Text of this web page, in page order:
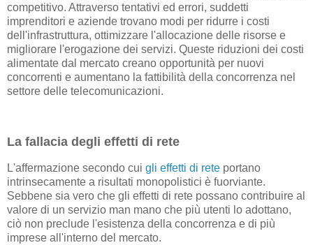
competitivo. Attraverso tentativi ed errori, suddetti
imprenditori e aziende trovano modi per ridurre i costi
dell'infrastruttura, ottimizzare l'allocazione delle risorse e
migliorare l'erogazione dei servizi. Queste riduzioni dei costi
alimentate dal mercato creano opportunità per nuovi
concorrenti e aumentano la fattibilità della concorrenza nel
settore delle telecomunicazioni.
La fallacia degli effetti di rete
L'affermazione secondo cui gli effetti di rete portano
intrinsecamente a risultati monopolistici è fuorviante.
Sebbene sia vero che gli effetti di rete possano contribuire al
valore di un servizio man mano che più utenti lo adottano,
ciò non preclude l'esistenza della concorrenza e di più
imprese all'interno del mercato.